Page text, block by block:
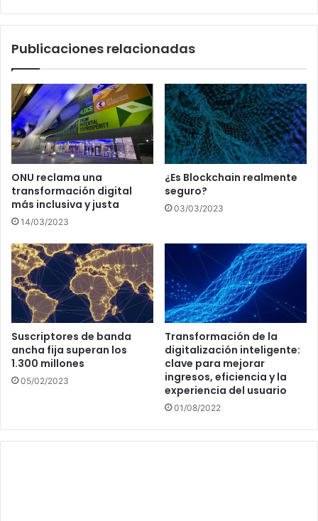
Publicaciones relacionadas
ONU reclama una
transformación digital
más inclusiva y justa
14/03/2023
¿Es Blockchain realmente
seguro?
03/03/2023
Suscriptores de banda
ancha fija superan los
1.300 millones
05/02/2023
Transformación de la
digitalización inteligente:
clave para mejorar
ingresos, eficiencia y la
experiencia del usuario
01/08/2022